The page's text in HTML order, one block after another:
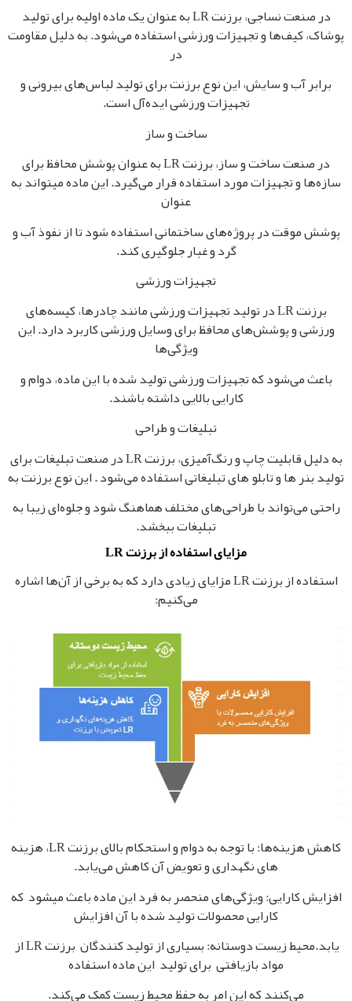
در صنعت نساجی، برزنت LR به عنوان یک ماده اولیه برای تولید
پوشاک، کیف‌ها و تجهیزات ورزشی استفاده می‌شود. به دلیل مقاومت
در
برابر آب و سایش، این نوع برزنت برای تولید لباس‌های بیرونی و
تجهیزات ورزشی ایده‌آل است.
ساخت و ساز
در صنعت ساخت و ساز، برزنت LR به عنوان پوشش محافظ برای
سازه‌ها و تجهیزات مورد استفاده قرار می‌گیرد. این ماده میتواند به
عنوان
پوشش موقت در پروژه‌های ساختمانی استفاده شود تا از نفوذ آب و
گرد و غبار جلوگیری کند.
تجهیزات ورزشی
برزنت LR در تولید تجهیزات ورزشی مانند چادرها، کیسه‌های
ورزشی و پوشش‌های محافظ برای وسایل ورزشی کاربرد دارد. این
ویژگی‌ها
باعث می‌شود که تجهیزات ورزشی تولید شده با این ماده، دوام و
کارایی بالایی داشته باشند.
تبلیغات و طراحی
به دلیل قابلیت چاپ و رنگ‌آمیزی، برزنت LR در صنعت تبلیغات برای
تولید بنر ها و تابلو های تبلیغاتی استفاده می‌شود . این نوع برزنت به
راحتی می‌تواند با طراحی‌های مختلف هماهنگ شود و جلوه‌ای زیبا به
تبلیغات ببخشد.
مزایای استفاده از برزنت LR
استفاده از برزنت LR مزایای زیادی دارد که به برخی از آن‌ها اشاره
می‌کنیم:
کاهش هزینه‌ها: با توجه به دوام و استحکام بالای برزنت LR، هزینه‌
های نگهداری و تعویض آن کاهش می‌یابد.
افزایش کارایی: ویژگی‌های منحصر به فرد این ماده باعث میشود که
کارایی محصولات تولید شده با آن افزایش
یابد.
محیط زیست دوستانه: بسیاری از تولید کنندگان برزنت LR از
مواد بازیافتی برای تولید این ماده استفاده
می‌کنند که این امر به حفظ محیط زیست کمک می‌کند.